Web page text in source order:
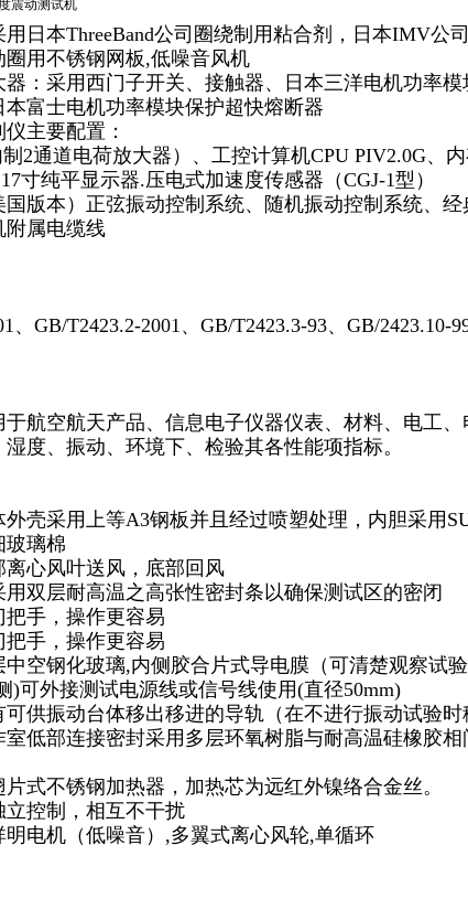
日本ThreeBand公司圈绕制用粘合剂，日本IMV公
用不锈钢网板,低噪音风机
：采用西门子开关、接触器、日本三洋电机功率
富士电机功率模块保护超快熔断器
主要配置：
2通道电荷放大器）、工控计算机CPU PIV2.0G、
寸纯平显示器.压电式加速度传感器（CGJ-1型）
版本）正弦振动控制系统、随机振动控制系统、
附属电缆线
、GB/T2423.2-2001、GB/T2423.3-93、GB/2423.10-
航空航天产品、信息电子仪器仪表、材料、电工
度、振动、环境下、检验其各性能项指标。
壳采用上等A3钢板并且经过喷塑处理，内胆采用
玻璃棉
心风叶送风，底部回风
双层耐高温之高张性密封条以确保测试区的密闭
手，操作更容易
手，操作更容易
空钢化玻璃,内侧胶合片式导电膜（可清楚观察试验
)可外接测试电源线或信号线使用(直径50mm)
供振动台体移出移进的导轨（在不进行振动试验时
低部连接密封采用多层环氧树脂与耐高温硅橡胶
式不锈钢加热器，加热芯为远红外镍络合金丝。
控制，相互不干扰
电机（低噪音）,多翼式离心风轮,单循环